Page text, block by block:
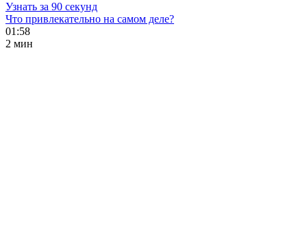
Узнать за 90 секунд
Что привлекательно на самом деле?
01:58
2 мин